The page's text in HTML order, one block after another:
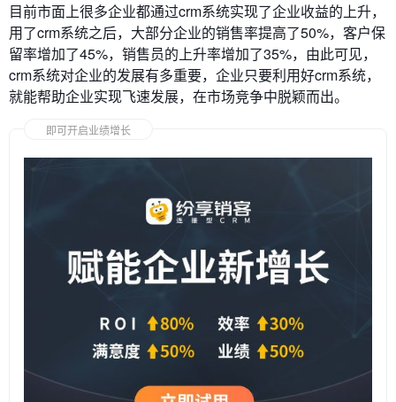
目前市面上很多企业都通过crm系统实现了企业收益的上升，
用了crm系统之后，大部分企业的销售率提高了50%，客户保
留率增加了45%，销售员的上升率增加了35%，由此可见，
crm系统对企业的发展有多重要，企业只要利用好crm系统，
就能帮助企业实现飞速发展，在市场竞争中脱颖而出。
即可开启业绩增长